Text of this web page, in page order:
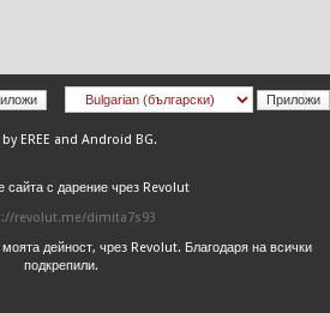
EREE and Android BG.
сайта с дарение чрез Revolut
revolut.me/dimita7s93
дейност, чрез Revolut. Благодаря на всички
подкрепили.